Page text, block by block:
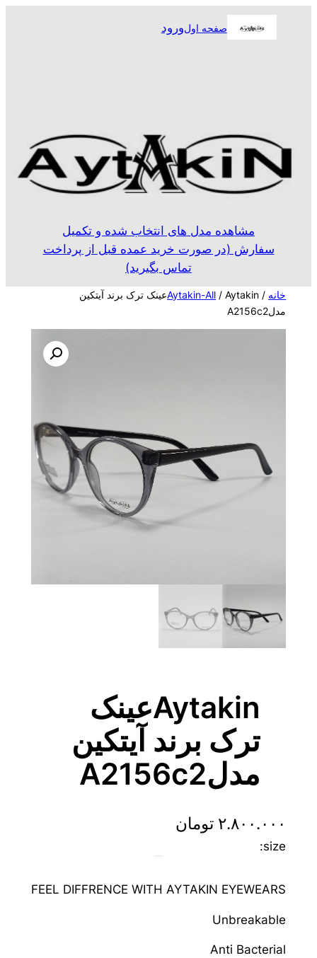
صفحه اولورود
مشاهده مدل های انتخاب شده و تکمیل
سفارش (در صورت خرید عمده قبل از پرداخت
تماس بگیرید)
خانه /
Aytakin-All/ Aytakinعینک ترک برند آیتکین
مدلA2156c2
Aytakinعینک
ترک برند آیتکین
مدلA2156c2
۲.۸۰۰.۰۰۰ تومان
size:
FEEL DIFFRENCE WITH AYTAKIN EYEWEARS
Unbreakable
Anti Bacterial